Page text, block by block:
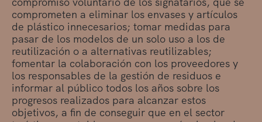
comprometen a eliminar los envases y artículos
de plástico innecesarios; tomar medidas para
pasar de los modelos de un solo uso a los de
reutilización o a alternativas reutilizables;
fomentar la colaboración con los proveedores y
los responsables de la gestión de residuos e
informar al público todos los años sobre los
progresos realizados para alcanzar estos
objetivos, a fin de conseguir que en el sector